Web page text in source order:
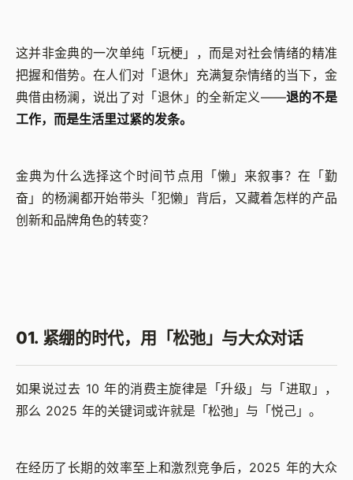
这并非金典的一次单纯「玩梗」，而是对社会情绪的精准
把握和借势。在人们对「退休」充满复杂情绪的当下，金
典借由杨澜，说出了对「退休」的全新定义——退的不是
工作，而是生活里过紧的发条。
金典为什么选择这个时间节点用「懒」来叙事？在「勤
奋」的杨澜都开始带头「犯懒」背后，又藏着怎样的产品
创新和品牌角色的转变？
01. 紧绷的时代，用「松弛」与大众对话
如果说过去 10 年的消费主旋律是「升级」与「进取」，
那么 2025 年的关键词或许就是「松弛」与「悦己」。
在经历了长期的效率至上和激烈竞争后，2025 年的大众